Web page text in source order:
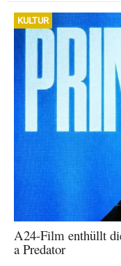
KULTUR
A24-Film enthüllt
a Predator